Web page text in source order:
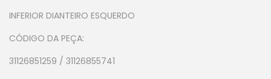
INFERIOR DIANTEIRO ESQUERDO
CÓDIGO DA PEÇA:
31126851259 / 31126855741